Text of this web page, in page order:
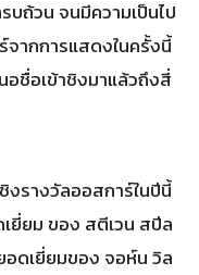
ถ้วน จนมีความเป็นไป
จากการแสดงในครั้งนี้
ชื่อเข้าชิงมาแล้วถึงสี่
งรางวัลออสการ์ในปีนี้
ยี่ยม ของ สตีเวน สปีล
ดเยี่ยมของ จอห์น วิล